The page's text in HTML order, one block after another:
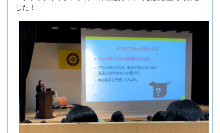
した！